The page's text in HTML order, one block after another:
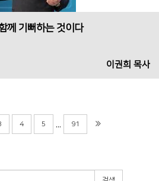
께 기뻐하는 것이다
이권희 목사
4 5 ... 91